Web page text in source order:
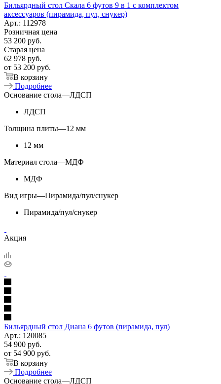
Бильярдный стол Скала 6 футов 9 в 1 с комплектом
аксессуаров (пирамида, пул, снукер)
Арт.: 112978
Розничная цена
53 200 руб.
Старая цена
62 978 руб.
от 53 200 руб.
В корзину
Подробнее
Основание стола—ЛДСП
ЛДСП
Толщина плиты—12 мм
12 мм
Материал стола—МДФ
МДФ
Вид игры—Пирамида/пул/снукер
Пирамида/пул/снукер
Акция
Бильярдный стол Диана 6 футов (пирамида, пул)
Арт.: 120085
54 900 руб.
от 54 900 руб.
В корзину
Подробнее
Основание стола—ЛДСП